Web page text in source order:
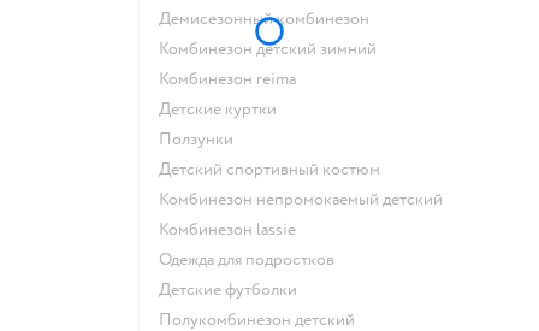
Демисезонный комбинезон
Комбинезон детский зимний
Комбинезон reima
Детские куртки
Ползунки
Детский спортивный костюм
Комбинезон непромокаемый детский
Комбинезон lassie
Одежда для подростков
Детские футболки
Полукомбинезон детский